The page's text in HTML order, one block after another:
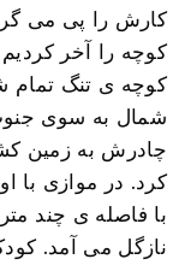
کارش را پی می
کوچه را آخر
کوچه ی تنگ تمام
شمال به سوی
چادرش به زمین
کرد. در موازی
با فاصله ی چند
نازگل می آمد.